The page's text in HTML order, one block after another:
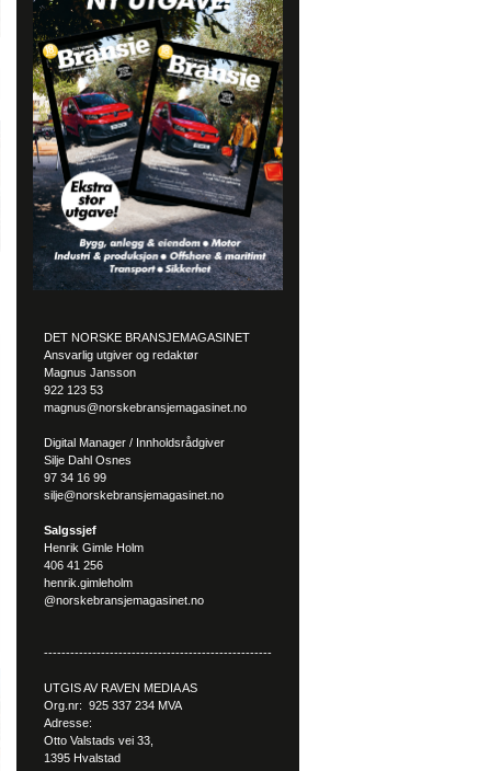
DET NORSKE BRANSJEMAGASINET
Ansvarlig utgiver og redaktør
Magnus Jansson
922 123 53
magnus@norskebransjemagasinet.no
Digital Manager / Innholdsrådgiver
Silje Dahl Osnes
97 34 16 99
silje@norskebransjemagasinet.no
Salgssjef
Henrik Gimle Holm
406 41 256
henrik.gimleholm
@norskebransjemagasinet.no
----------------------------------------------------
UTGIS AV RAVEN MEDIA AS
Org.nr: 925 337 234 MVA
Adresse:
Otto Valstads vei 33,
1395 Hvalstad